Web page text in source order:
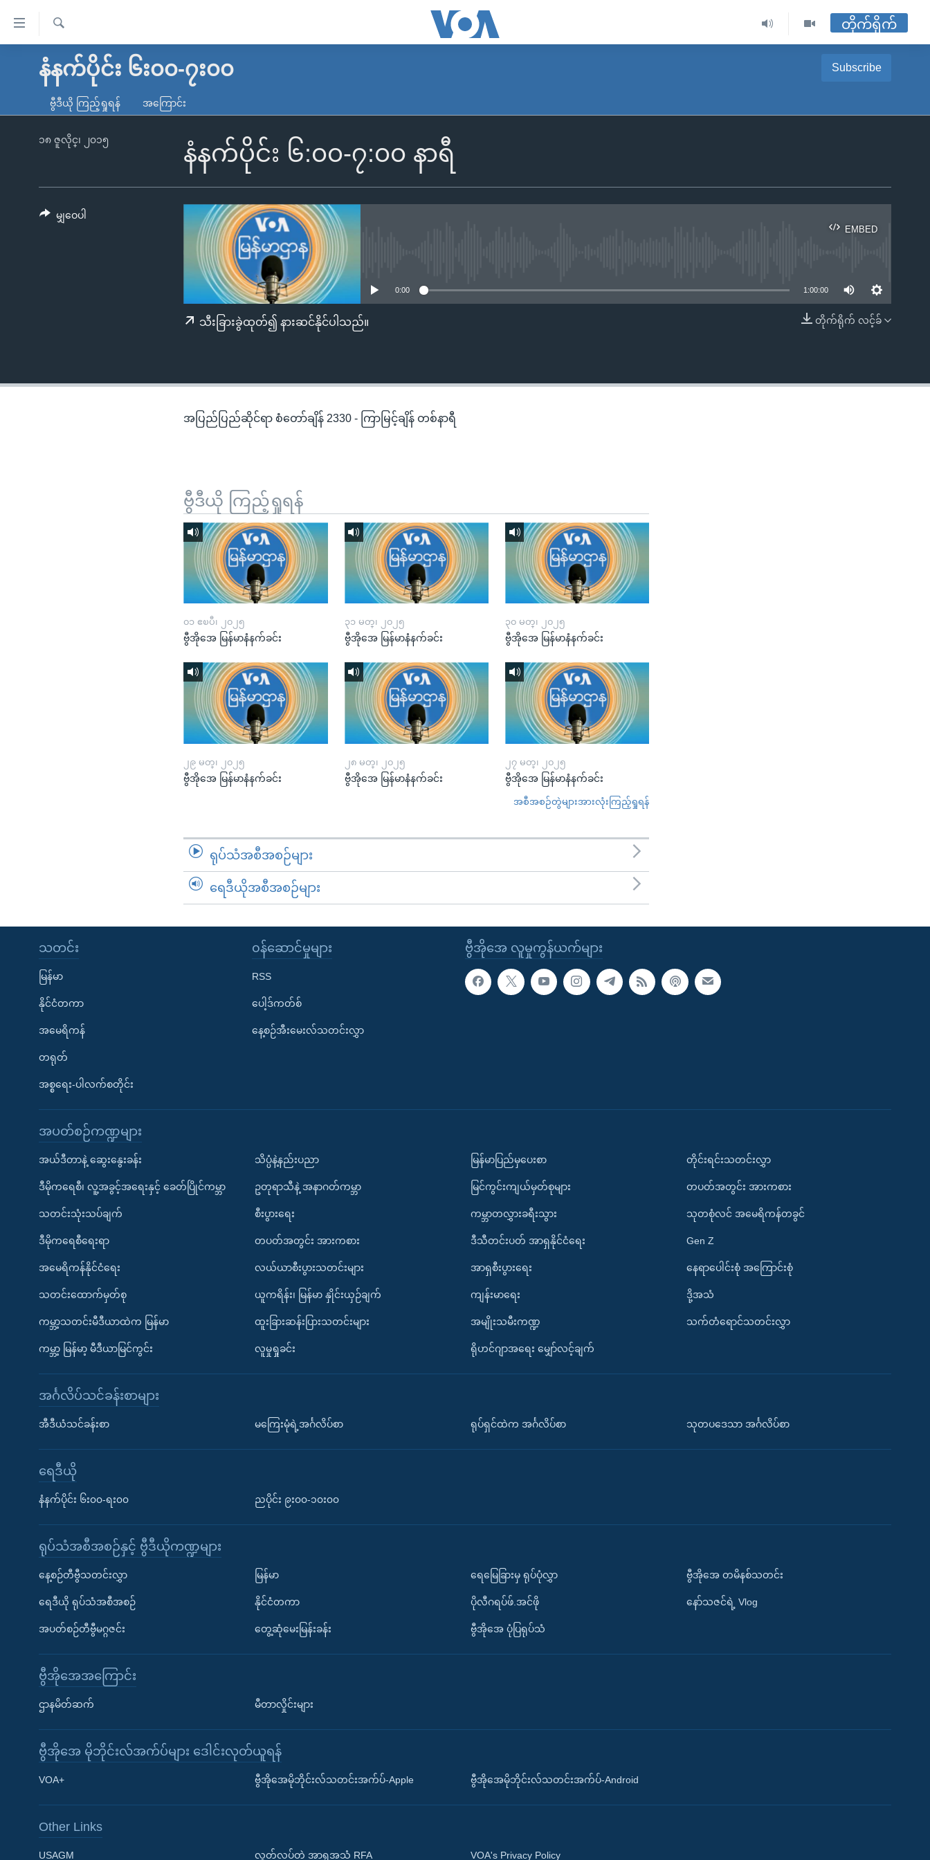
လွယ်ကူ
သည့်
ကျော်
မူလစာမျက်နှာ
ကမ္ဘာ့သတင်းများ
နိုင်ငံတကာ
တရုတ်
အစ္စရေး-ပါလက်စတိုင်း
ရပ်ဝန်းတခု လမ်းတခု အလွန်
အင်္ဂလိပ်စာလေ့လာမယ်
Learning English
ရ
လာ
တိုက်ရိုက်
နံနက်ပိုင်း ၆း၀၀-၇း၀၀ Subscribe
Apple Podcasts
Spotify
ဗွီဒီယို ကြည့်ရှုရန် အကြောင်း
နံနက်ပိုင်း ၆:၀၀-၇:၀၀ နာရီ
၁၈ ဇူလိုင္၊ ၂၀၁၅
EMBED
EMBED
0:00 1:00:00
တိုက်ရိုက် လင့်ခ်
သီးခြားခွဲထုတ်၍ နားဆင်နိုင်ပါသည်။
မျှဝေပါ
အပြည်ပြည်ဆိုင်ရာ စံတော်ချိန် 2330 - ကြာမြင့်ချိန် တစ်နာရီ
ဗွီဒီယို ကြည့်ရှုရန်
၀၁ ဧၿပီ၊ ၂၀၂၅
ဗွီအိုအေ မြန်မာနံနက်ခင်း
၃၁ မတ္၊ ၂၀၂၅
ဗွီအိုအေ မြန်မာနံနက်ခင်း
၃၀ မတ္၊ ၂၀၂၅
ဗွီအိုအေ မြန်မာနံနက်ခင်း
၂၉ မတ္၊ ၂၀၂၅
ဗွီအိုအေ မြန်မာနံနက်ခင်း
၂၈ မတ္၊ ၂၀၂၅
ဗွီအိုအေ မြန်မာနံနက်ခင်း
၂၇ မတ္၊ ၂၀၂၅
ဗွီအိုအေ မြန်မာနံနက်ခင်း
အစီအစဉ်တွဲများအားလုံးကြည့်ရှုရန်
ရုပ်သံအစီအစဉ်များ
ရေဒီယိုအစီအစဉ်များ
ဗွီအိုအေ လူမှုကွန်ယက်များ
သတင်း
မြန်မာ
နိုင်ငံတကာ
အမေရိကန်
တရုတ်
အစ္စရေး-ပါလက်စတိုင်း
၀န်ဆောင်မှုများ
RSS
ပေါ့ဒ်ကတ်စ်
နေ့စဉ်အီးမေးလ်သတင်းလွှာ
အပတ်စဉ်ကဏ္ဍများ
အယ်ဒီတာနဲ့ ဆွေးနွေးခန်း
ဒီမိုကရေစီ၊ လူ့အခွင့်အရေးနှင့် ခေတ်ပြိုင်ကမ္ဘာ
သတင်းသုံးသပ်ချက်
ဒီမိုကရေစီရေးရာ
အမေရိကန်နိုင်ငံရေး
သတင်းထောက်မှတ်စု
ကမ္ဘာ့သတင်းမီဒီယာထဲက မြန်မာ
ကမ္ဘာ့ မြန်မာ့ မီဒီယာမြင်ကွင်း
သိပ္ပံနဲ့နည်းပညာ
ဥတုရာသီနဲ့ အနာဂတ်ကမ္ဘာ
စီးပွားရေး
တပတ်အတွင်း အားကစား
လယ်ယာစီးပွားသတင်းများ
ယူကရိန်း၊ မြန်မာ နှိုင်းယှဉ်ချက်
ထူးခြားဆန်းပြားသတင်းများ
လူမှုရှုခင်း
မြန်မာပြည်မှပေးစာ
မြင်ကွင်းကျယ်မှတ်စုများ
ကမ္ဘာတလွှားခရီးသွား
ဒီသီတင်းပတ် အာရှနိုင်ငံရေး
အာရှစီးပွားရေး
ကျန်းမာရေး
အမျိုးသမီးကဏ္ဍ
ရိုဟင်ဂျာအရေး မျှော်လင့်ချက်
တိုင်းရင်းသတင်းလွှာ
တပတ်အတွင်း အားကစား
သုတစုံလင် အမေရိကန်တခွင်
Gen Z
နေရာပေါင်းစုံ အကြောင်းစုံ
ဒို့အသံ
သက်တံရောင်သတင်းလွှာ
အင်္ဂလိပ်သင်ခန်းစာများ
အီဒီယံသင်ခန်းစာ မကြေးမုံရဲ့အင်္ဂလိပ်စာ ရုပ်ရှင်ထဲက အင်္ဂလိပ်စာ သုတပဒေသာ အင်္ဂလိပ်စာ
ရေဒီယို
နံနက်ပိုင်း ၆း၀၀-ရး၀၀ ညပိုင်း ၉း၀၀-၁၀း၀၀
ရုပ်သံအစီအစဉ်နှင့် ဗွီဒီယိုကဏ္ဍများ
နေ့စဉ်တီဗွီသတင်းလွှာ
ရေဒီယို ရုပ်သံအစီအစဉ်
အပတ်စဉ်တီဗွီမဂ္ဂဇင်း
မြန်မာ
နိုင်ငံတကာ
တွေ့ဆုံမေးမြန်းခန်း
ရေမြေခြားမှ ရုပ်ပုံလွှာ
ပိုလီဂရပ်ဖ်.အင်ဖို
ဗွီအိုအေ ပုံပြရုပ်သံ
ဗွီအိုအေ တမိနစ်သတင်း
နော်သဇင်ရဲ့ Vlog
ဗွီအိုအေအကြောင်း
ဌာနမိတ်ဆက် မီတာလှိုင်းများ
ဗွီအိုအေ မိုဘိုင်းလ်အက်ပ်များ ဒေါင်းလုတ်ယူရန်
VOA+ ဗွီအိုအေမိုဘိုင်းလ်သတင်းအက်ပ်-Apple ဗွီအိုအေမိုဘိုင်းလ်သတင်းအက်ပ်-Android
Other Links
USAGM လွတ်လပ်တဲ့ အာရှအသံ RFA VOA's Privacy Policy